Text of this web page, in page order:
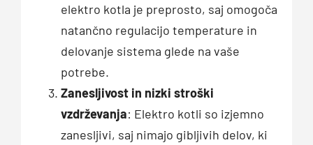
elektro kotla je preprosto, saj omogoča
natančno regulacijo temperature in
delovanje sistema glede na vaše
potrebe.
Zanesljivost in nizki stroški
vzdrževanja: Elektro kotli so izjemno
zanesljivi, saj nimajo gibljivih delov, ki